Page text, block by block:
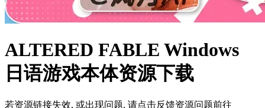
ALTERED FABLE Windows
日语游戏本体资源下载
若资源链接失效, 或出现问题, 请点击反馈资源问题前往